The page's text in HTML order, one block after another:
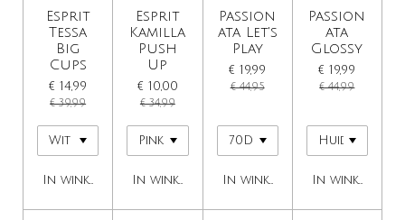
Esprit
Tessa
Big
Cups
€ 14,99
€ 39,99
In winkelwagen
Esprit
Kamilla
Push
Up
€ 10,00
€ 34,99
In winkelwagen
Passion
ata Let's
Play
€ 19,99
€ 44,95
In winkelwagen
Passion
ata
Glossy
€ 19,99
€ 44,99
In